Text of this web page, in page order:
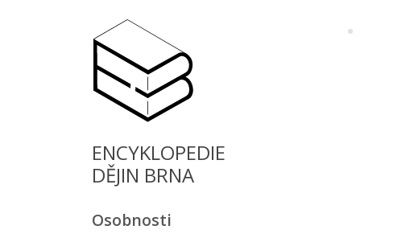
ENCYKLOPEDIE
DĚJIN BRNA
Osobnosti